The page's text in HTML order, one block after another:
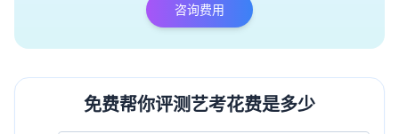
咨询费用
免费帮你评测艺考花费是多少